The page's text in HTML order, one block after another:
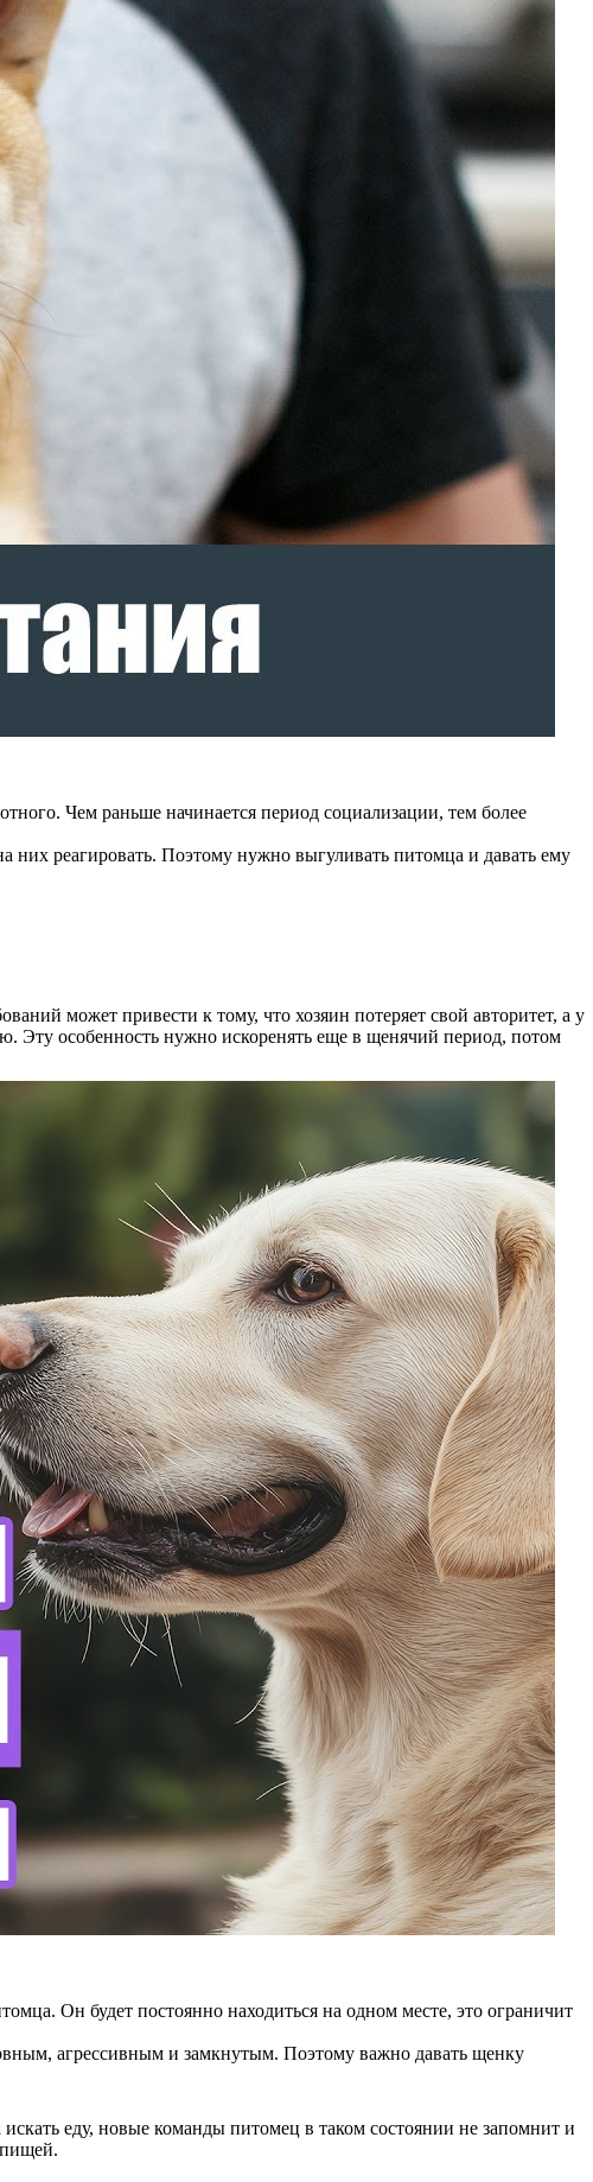
Чем раньше начинается период социализации, тем более
них реагировать. Поэтому нужно выгуливать питомца и давать ему
может привести к тому, что хозяин потеряет свой авторитет, а у
Эту особенность нужно искоренять еще в щенячий период, потом
Он будет постоянно находиться на одном месте, это ограничит
агрессивным и замкнутым. Поэтому важно давать щенку
еду, новые команды питомец в таком состоянии не запомнит и
пищей.